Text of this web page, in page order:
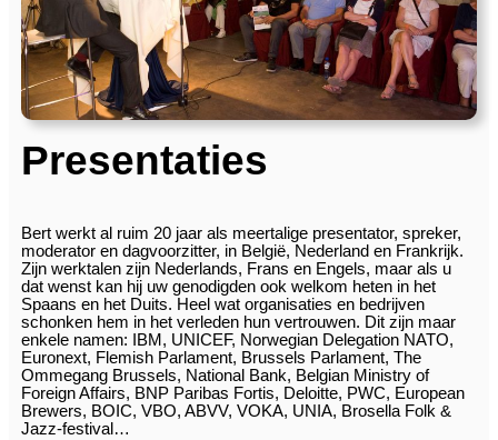
Presentaties
Bert werkt al ruim 20 jaar als meertalige presentator, spreker,
moderator en dagvoorzitter, in België, Nederland en Frankrijk.
Zijn werktalen zijn Nederlands, Frans en Engels, maar als u
dat wenst kan hij uw genodigden ook welkom heten in het
Spaans en het Duits. Heel wat organisaties en bedrijven
schonken hem in het verleden hun vertrouwen. Dit zijn maar
enkele namen: IBM, UNICEF, Norwegian Delegation NATO,
Euronext, Flemish Parlament, Brussels Parlament, The
Ommegang Brussels, National Bank, Belgian Ministry of
Foreign Affairs, BNP Paribas Fortis, Deloitte, PWC, European
Brewers, BOIC, VBO, ABVV, VOKA, UNIA, Brosella Folk &
Jazz-festival…